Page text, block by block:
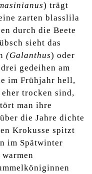
) trägt
zarten blasslila
durch die Beete
sieht das
(Galanthus) oder
gedeihen am
im Frühjahr hell,
eher trocken sind,
man ihre
die Jahre dichte
Krokusse spitzt
im Spätwinter